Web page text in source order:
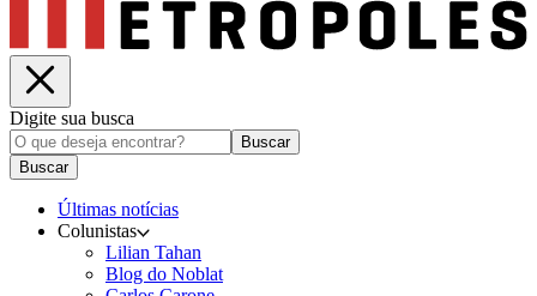
Digite sua busca
Buscar
Buscar
Últimas notícias
Colunistas
Lilian Tahan
Blog do Noblat